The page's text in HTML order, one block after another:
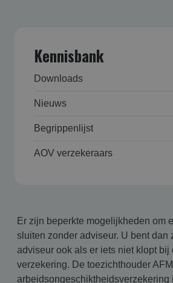
Kennisbank
Downloads
Nieuws
Begrippenlijst
AOV verzekeraars
Er zijn beperkte mogelijkheden om
sluiten zonder adviseur. U bent dan
adviseur ook als er iets niet klopt bij
verzekering. De toezichthouder
arbeidsongeschiktheidsverzekering